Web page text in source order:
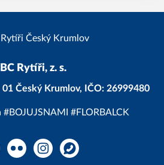
Rytíři, z. s.
Český Krumlov, IČO: 26999480
#BOJUJSNAMI #FLORBALCK
Flickr InstagramWhatsApp